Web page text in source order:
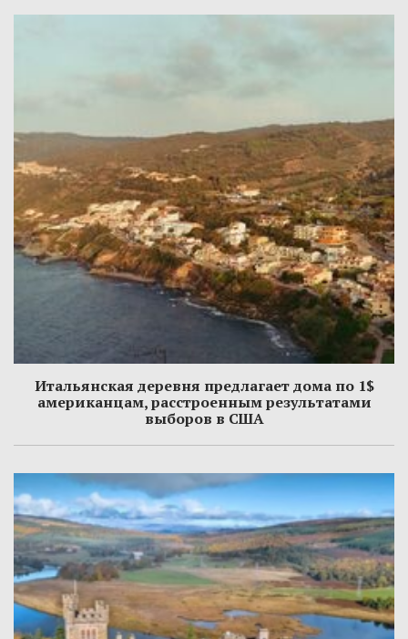
Итальянская деревня предлагает дома по 1$
американцам, расстроенным результатами
выборов в США